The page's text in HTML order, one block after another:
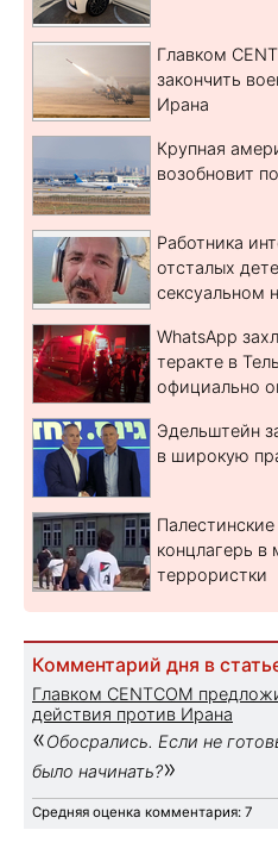
Главком
закончить
Ирана
Крупная
возобновит
Работника
отсталых
сексуальном
WhatsApp
теракте в
официально
Эдельштейн
в широкую
концлагерь в
террористки
Комментарий дня в
Главком CENTCOM
действия против Ирана
«Обосрались. Если не
было начинать?»
Средняя оценка комментария: 7